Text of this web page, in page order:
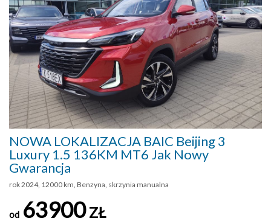
NOWA LOKALIZACJA BAIC Beijing 3
Luxury 1.5 136KM MT6 Jak Nowy
Gwarancja
rok 2024, 12000 km, Benzyna, skrzynia manualna
od 63900ZŁ